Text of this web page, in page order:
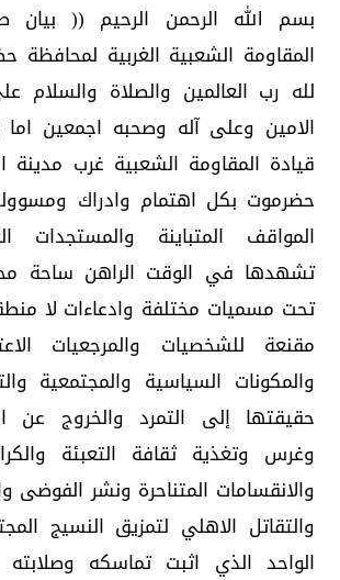
بسم الله الرحمن الرحيم (( بيان
المقاومة الشعبية الغربية لمحافظة
لله رب العالمين والصلاة والسلام
الامين وعلى آله وصحبه اجمعين
قيادة المقاومة الشعبية غرب مدينة
حضرموت بكل اهتمام وادراك
المواقف المتباينة والمستجدات
تشهدها في الوقت الراهن ساحة
تحت مسميات مختلفة وادعاءات لا
مقنعة للشخصيات والمرجعيات
والمكونات السياسية والمجتمعية
حقيقتها إلى التمرد والخروج عن
وغرس وتغذية ثقافة التعبئة
والانقسامات المتناحرة ونشر الفوضى
والتقاتل الاهلي لتمزيق النسيج
الواحد الذي اثبت تماسكه